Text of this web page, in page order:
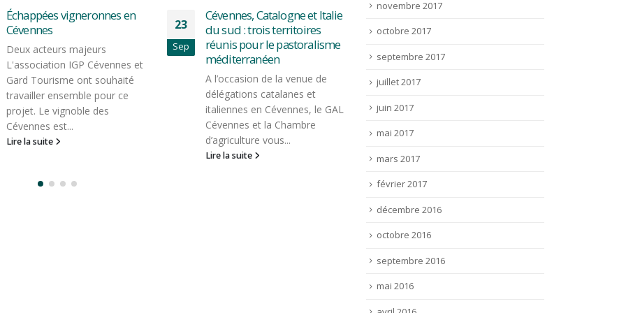
Cévennes, Catalogne et Italie
du sud : trois territoires
réunis pour le pastoralisme
méditerranéen
A l’occasion de la venue de
délégations catalanes et
italiennes en Cévennes, le GAL
Cévennes et la Chambre
d’agriculture vous...
01
Mar
Présentation du
programme LEADER à
Ganges le jeudi 22 mars
Le GAL Cévennes invite tous
porteurs de projet intéressés
par le programme européen
LEADER à venir s'informer lors
d'une réunion...
Lire la suite
déplacement en Italie
s'est rendue du 30 septembre
Elle a...
novembre 2017
octobre 2017
septembre 2017
juillet 2017
juin 2017
mai 2017
mars 2017
février 2017
décembre 2016
octobre 2016
septembre 2016
mai 2016